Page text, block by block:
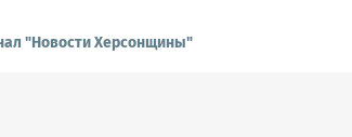
"Новости Херсонщины"